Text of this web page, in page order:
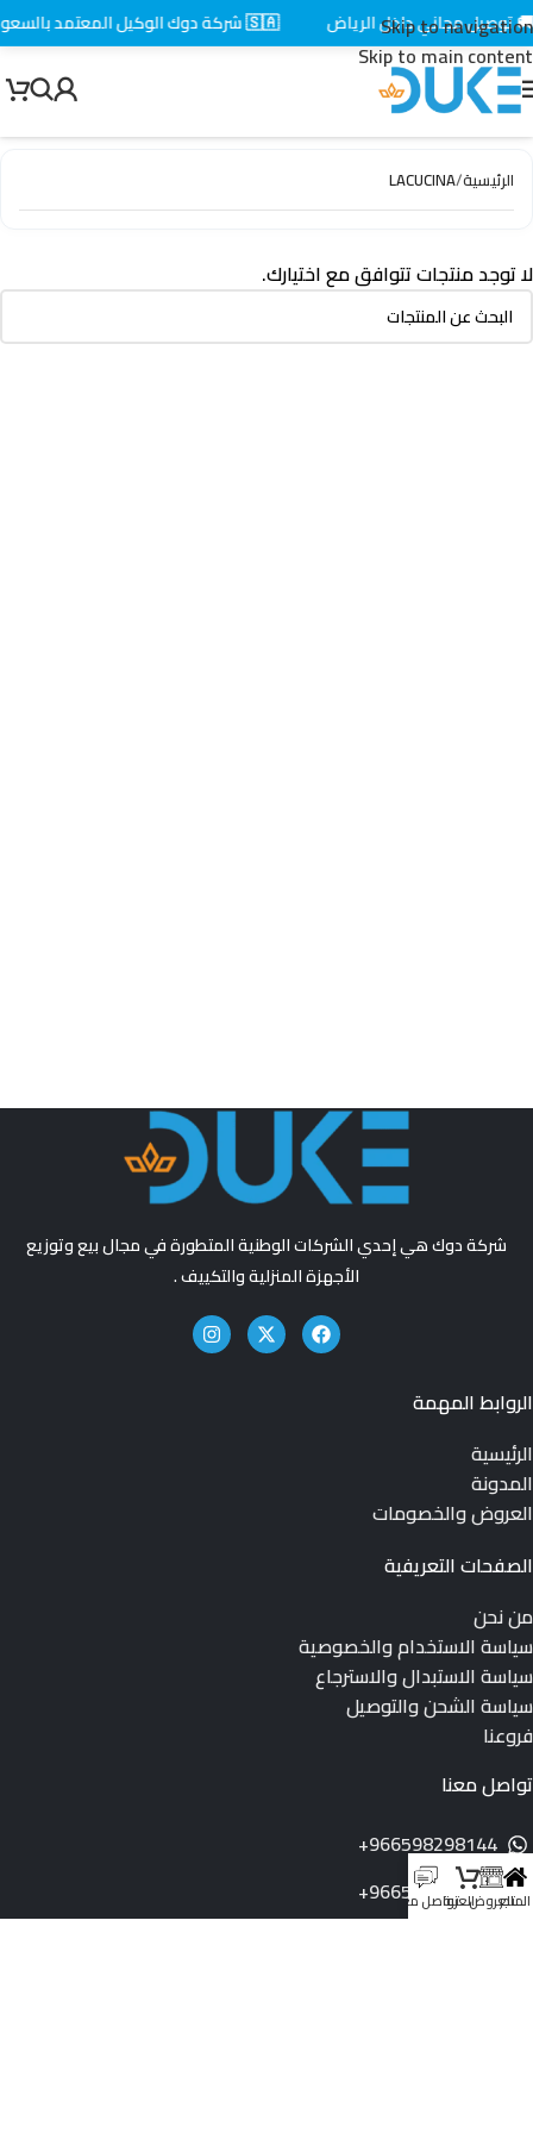
Skip to navigation
Skip to main content
الرئيسية/
LACUCINA
لا توجد منتجات تتوافق مع اختيارك.
شركة دوك هي إحدي الشركات الوطنية المتطورة في مجال بيع وتوزيع
الأجهزة المنزلية والتكييف .
الروابط المهمة
الرئيسية
المدونة
العروض والخصومات
الصفحات التعريفية
من نحن
سياسة الاستخدام والخصوصية
سياسة الاستبدال والاسترجاع
سياسة الشحن والتوصيل
فروعنا
تواصل معنا
966598298144+
966598298144+المتجرالعروضالعربةتواصل معنا
توصيل مجاني داخل الرياض 🇸🇦 شركة دوك الوكيل المعتمد بالسعودية